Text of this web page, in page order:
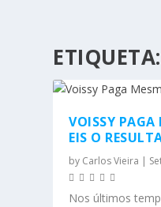
VOISSY PAGA
EIS O
by Carlos Vieira |
Nos últimos